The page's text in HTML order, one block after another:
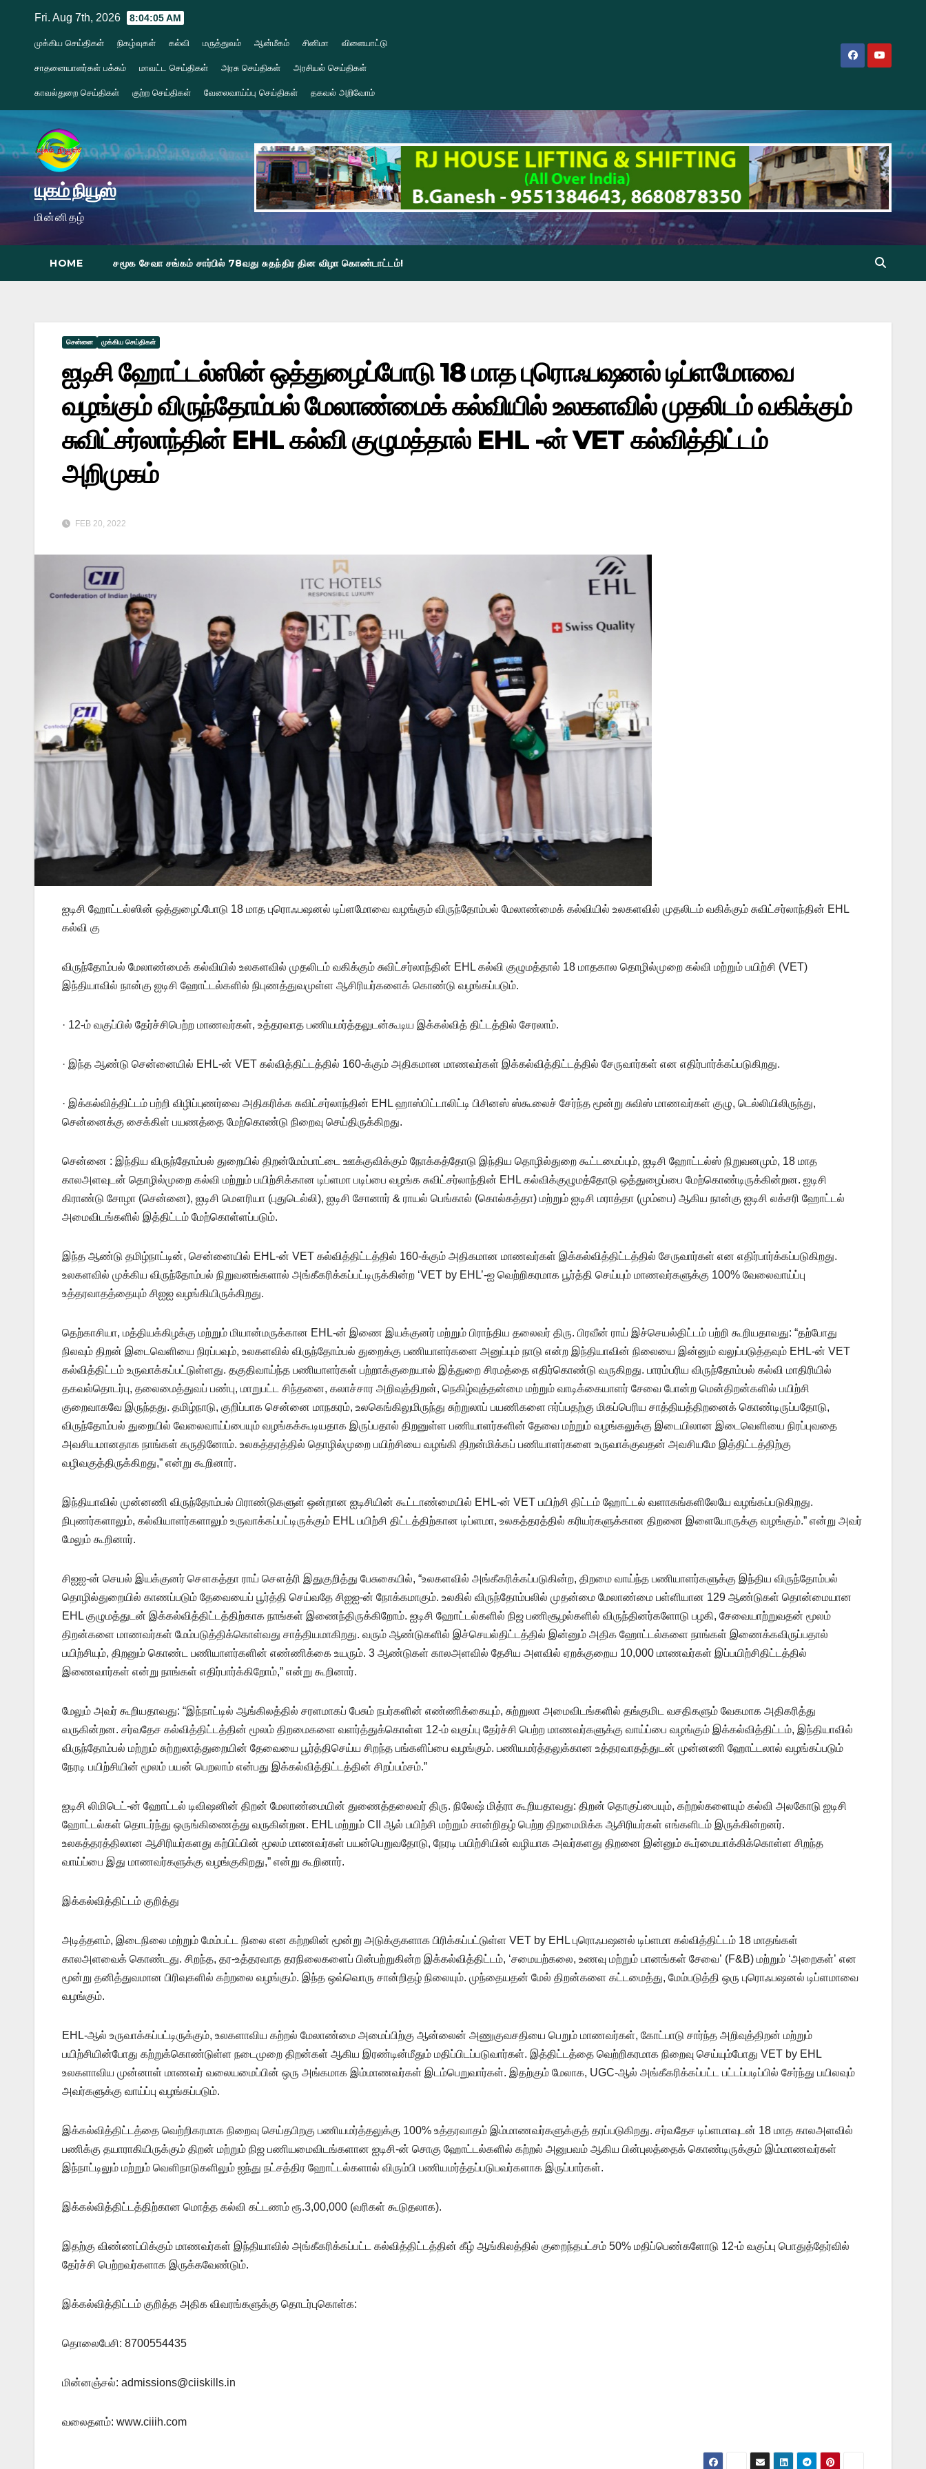
content
Fri. Aug 7th, 2026 8:04:07 AM
முக்கிய செய்திகள் நிகழ்வுகள் கல்வி மருத்துவம் ஆன்மீகம் சினிமா விளையாட்டு
சாதனையாளர்கள் பக்கம் மாவட்ட செய்திகள் அரசு செய்திகள் அரசியல் செய்திகள்
காவல்துறை செய்திகள் குற்ற செய்திகள் வேலைவாய்ப்பு செய்திகள் தகவல் அறிவோம்
யுகம் நியூஸ்
மின்னிதழ்
HOME சமூக சேவா சங்கம் சார்பில் 78வது சுதந்திர தின விழா கொண்டாட்டம்!
சென்னை முக்கிய செய்திகள்
ஐடிசி ஹோட்டல்ஸின் ஒத்துழைப்போடு 18 மாத புரொஃபஷனல் டிப்ளமோவை
வழங்கும் விருந்தோம்பல் மேலாண்மைக் கல்வியில் உலகளவில் முதலிடம் வகிக்கும்
சுவிட்சர்லாந்தின் EHL கல்வி குழுமத்தால் EHL -ன் VET கல்வித்திட்டம்
அறிமுகம்
FEB 20, 2022
ஐடிசி ஹோட்டல்ஸின் ஒத்துழைப்போடு 18 மாத புரொஃபஷனல் டிப்ளமோவை வழங்கும் விருந்தோம்பல் மேலாண்மைக் கல்வியில் உலகளவில் முதலிடம் வகிக்கும் சுவிட்சர்லாந்தின் EHL
கல்வி கு
விருந்தோம்பல் மேலாண்மைக் கல்வியில் உலகளவில் முதலிடம் வகிக்கும் சுவிட்சர்லாந்தின் EHL கல்வி குழுமத்தால் 18 மாதகால தொழில்முறை கல்வி மற்றும் பயிற்சி (VET)
இந்தியாவில் நான்கு ஐடிசி ஹோட்டல்களில் நிபுணத்துவமுள்ள ஆசிரியர்களைக் கொண்டு வழங்கப்படும்.
· 12-ம் வகுப்பில் தேர்ச்சிபெற்ற மாணவர்கள், உத்தரவாத பணியமர்த்தலுடன்கூடிய இக்கல்வித் திட்டத்தில் சேரலாம்.
· இந்த ஆண்டு சென்னையில் EHL-ன் VET கல்வித்திட்டத்தில் 160-க்கும் அதிகமான மாணவர்கள் இக்கல்வித்திட்டத்தில் சேருவார்கள் என எதிர்பார்க்கப்படுகிறது.
· இக்கல்வித்திட்டம் பற்றி விழிப்புணர்வை அதிகரிக்க சுவிட்சர்லாந்தின் EHL ஹாஸ்பிட்டாலிட்டி பிசினஸ் ஸ்கூலைச் சேர்ந்த மூன்று சுவிஸ் மாணவர்கள் குழு, டெல்லியிலிருந்து,
சென்னைக்கு சைக்கிள் பயணத்தை மேற்கொண்டு நிறைவு செய்திருக்கிறது.
சென்னை : இந்திய விருந்தோம்பல் துறையில் திறன்மேம்பாட்டை ஊக்குவிக்கும் நோக்கத்தோடு இந்திய தொழில்துறை கூட்டமைப்பும், ஐடிசி ஹோட்டல்ஸ் நிறுவனமும், 18 மாத
காலஅளவுடன் தொழில்முறை கல்வி மற்றும் பயிற்சிக்கான டிப்ளமா படிப்பை வழங்க சுவிட்சர்லாந்தின் EHL கல்விக்குழுமத்தோடு ஒத்துழைப்பை மேற்கொண்டிருக்கின்றன. ஐடிசி
கிராண்டு சோழா (சென்னை), ஐடிசி மௌரியா (புதுடெல்லி), ஐடிசி சோனார் & ராயல் பெங்கால் (கொல்கத்தா) மற்றும் ஐடிசி மராத்தா (மும்பை) ஆகிய நான்கு ஐடிசி லக்சரி ஹோட்டல்
அமைவிடங்களில் இத்திட்டம் மேற்கொள்ளப்படும்.
இந்த ஆண்டு தமிழ்நாட்டின், சென்னையில் EHL-ன் VET கல்வித்திட்டத்தில் 160-க்கும் அதிகமான மாணவர்கள் இக்கல்வித்திட்டத்தில் சேருவார்கள் என எதிர்பார்க்கப்படுகிறது.
உலகளவில் முக்கிய விருந்தோம்பல் நிறுவனங்களால் அங்கீகரிக்கப்பட்டிருக்கின்ற ‘VET by EHL’-ஐ வெற்றிகரமாக பூர்த்தி செய்யும் மாணவர்களுக்கு 100% வேலைவாய்ப்பு
உத்தரவாதத்தையும் சிஐஐ வழங்கியிருக்கிறது.
தெற்காசியா, மத்தியக்கிழக்கு மற்றும் மியான்மருக்கான EHL-ன் இணை இயக்குனர் மற்றும் பிராந்திய தலைவர் திரு. பிரவீன் ராய் இச்செயல்திட்டம் பற்றி கூறியதாவது: “தற்போது
நிலவும் திறன் இடைவெளியை நிரப்பவும், உலகளவில் விருந்தோம்பல் துறைக்கு பணியாளர்களை அனுப்பும் நாடு என்ற இந்தியாவின் நிலையை இன்னும் வலுப்படுத்தவும் EHL-ன் VET
கல்வித்திட்டம் உருவாக்கப்பட்டுள்ளது. தகுதிவாய்ந்த பணியாளர்கள் பற்றாக்குறையால் இத்துறை சிரமத்தை எதிர்கொண்டு வருகிறது. பாரம்பரிய விருந்தோம்பல் கல்வி மாதிரியில்
தகவல்தொடர்பு, தலைமைத்துவப் பண்பு, மாறுபட்ட சிந்தனை, கலாச்சார அறிவுத்திறன், நெகிழ்வுத்தன்மை மற்றும் வாடிக்கையாளர் சேவை போன்ற மென்திறன்களில் பயிற்சி
குறைவாகவே இருந்தது. தமிழ்நாடு, குறிப்பாக சென்னை மாநகரம், உலகெங்கிலுமிருந்து சுற்றுலாப் பயணிகளை ஈர்ப்பதற்கு மிகப்பெரிய சாத்தியத்திறனைக் கொண்டிருப்பதோடு,
விருந்தோம்பல் துறையில் வேலைவாய்ப்பையும் வழங்கக்கூடியதாக இருப்பதால் திறனுள்ள பணியாளர்களின் தேவை மற்றும் வழங்கலுக்கு இடையிலான இடைவெளியை நிரப்புவதை
அவசியமானதாக நாங்கள் கருதினோம். உலகத்தரத்தில் தொழில்முறை பயிற்சியை வழங்கி திறன்மிக்கப் பணியாளர்களை உருவாக்குவதன் அவசியமே இத்திட்டத்திற்கு
வழிவகுத்திருக்கிறது,” என்று கூறினார்.
இந்தியாவில் முன்னணி விருந்தோம்பல் பிராண்டுகளுள் ஒன்றான ஐடிசியின் கூட்டாண்மையில் EHL-ன் VET பயிற்சி திட்டம் ஹோட்டல் வளாகங்களிலேயே வழங்கப்படுகிறது.
நிபுணர்களாலும், கல்வியாளர்களாலும் உருவாக்கப்பட்டிருக்கும் EHL பயிற்சி திட்டத்திற்கான டிப்ளமா, உலகத்தரத்தில் கரியர்களுக்கான திறனை இளையோருக்கு வழங்கும்.” என்று அவர்
மேலும் கூறினார்.
சிஐஐ-ன் செயல் இயக்குனர் சௌகத்தா ராய் சௌத்ரி இதுகுறித்து பேசுகையில், “உலகளவில் அங்கீகரிக்கப்படுகின்ற, திறமை வாய்ந்த பணியாளர்களுக்கு இந்திய விருந்தோம்பல்
தொழில்துறையில் காணப்படும் தேவையைப் பூர்த்தி செய்வதே சிஐஐ-ன் நோக்கமாகும். உலகில் விருந்தோம்பலில் முதன்மை மேலாண்மை பள்ளியான 129 ஆண்டுகள் தொன்மையான
EHL குழுமத்துடன் இக்கல்வித்திட்டத்திற்காக நாங்கள் இணைந்திருக்கிறோம். ஐடிசி ஹோட்டல்களில் நிஜ பணிசூழல்களில் விருந்தினர்களோடு பழகி, சேவையாற்றுவதன் மூலம்
திறன்களை மாணவர்கள் மேம்படுத்திக்கொள்வது சாத்தியமாகிறது. வரும் ஆண்டுகளில் இச்செயல்திட்டத்தில் இன்னும் அதிக ஹோட்டல்களை நாங்கள் இணைக்கவிருப்பதால்
பயிற்சியும், திறனும் கொண்ட பணியாளர்களின் எண்ணிக்கை உயரும். 3 ஆண்டுகள் காலஅளவில் தேசிய அளவில் ஏறக்குறைய 10,000 மாணவர்கள் இப்பயிற்சிதிட்டத்தில்
இணைவார்கள் என்று நாங்கள் எதிர்பார்க்கிறோம்,” என்று கூறினார்.
மேலும் அவர் கூறியதாவது: “இந்நாட்டில் ஆங்கிலத்தில் சரளமாகப் பேசும் நபர்களின் எண்ணிக்கையும், சுற்றுலா அமைவிடங்களில் தங்குமிட வசதிகளும் வேகமாக அதிகரித்து
வருகின்றன. சர்வதேச கல்வித்திட்டத்தின் மூலம் திறமைகளை வளர்த்துக்கொள்ள 12-ம் வகுப்பு தேர்ச்சி பெற்ற மாணவர்களுக்கு வாய்ப்பை வழங்கும் இக்கல்வித்திட்டம், இந்தியாவில்
விருந்தோம்பல் மற்றும் சுற்றுலாத்துறையின் தேவையை பூர்த்திசெய்ய சிறந்த பங்களிப்பை வழங்கும். பணியமர்த்தலுக்கான உத்தரவாதத்துடன் முன்னணி ஹோட்டலால் வழங்கப்படும்
நேரடி பயிற்சியின் மூலம் பயன் பெறலாம் என்பது இக்கல்வித்திட்டத்தின் சிறப்பம்சம்.”
ஐடிசி லிமிடெட்-ன் ஹோட்டல் டிவிஷனின் திறன் மேலாண்மையின் துணைத்தலைவர் திரு. நிலேஷ் மித்ரா கூறியதாவது: திறன் தொகுப்பையும், கற்றல்களையும் கல்வி அலகோடு ஐடிசி
ஹோட்டல்கள் தொடர்ந்து ஒருங்கிணைத்து வருகின்றன. EHL மற்றும் CII ஆல் பயிற்சி மற்றும் சான்றிதழ் பெற்ற திறமைமிக்க ஆசிரியர்கள் எங்களிடம் இருக்கின்றனர்.
உலகத்தரத்திலான ஆசிரியர்களது கற்பிப்பின் மூலம் மாணவர்கள் பயன்பெறுவதோடு, நேரடி பயிற்சியின் வழியாக அவர்களது திறனை இன்னும் கூர்மையாக்கிக்கொள்ள சிறந்த
வாய்ப்பை இது மாணவர்களுக்கு வழங்குகிறது,” என்று கூறினார்.
இக்கல்வித்திட்டம் குறித்து
அடித்தளம், இடைநிலை மற்றும் மேம்பட்ட நிலை என கற்றலின் மூன்று அடுக்குகளாக பிரிக்கப்பட்டுள்ள VET by EHL புரொஃபஷனல் டிப்ளமா கல்வித்திட்டம் 18 மாதங்கள்
காலஅளவைக் கொண்டது. சிறந்த, தர-உத்தரவாத தரநிலைகளைப் பின்பற்றுகின்ற இக்கல்வித்திட்டம், ‘சமையற்கலை, உணவு மற்றும் பானங்கள் சேவை’ (F&B) மற்றும் ‘அறைகள்’ என
மூன்று தனித்துவமான பிரிவுகளில் கற்றலை வழங்கும். இந்த ஒவ்வொரு சான்றிதழ் நிலையும். முந்தையதன் மேல் திறன்களை கட்டமைத்து, மேம்படுத்தி ஒரு புரொஃபஷனல் டிப்ளமாவை
வழங்கும்.
EHL-ஆல் உருவாக்கப்பட்டிருக்கும், உலகளாவிய கற்றல் மேலாண்மை அமைப்பிற்கு ஆன்லைன் அணுகுவசதியை பெறும் மாணவர்கள், கோட்பாடு சார்ந்த அறிவுத்திறன் மற்றும்
பயிற்சியின்போது கற்றுக்கொண்டுள்ள நடைமுறை திறன்கள் ஆகிய இரண்டின்மீதும் மதிப்பிடப்படுவார்கள். இத்திட்டத்தை வெற்றிகரமாக நிறைவு செய்யும்போது VET by EHL
உலகளாவிய முன்னாள் மாணவர் வலையமைப்பின் ஒரு அங்கமாக இம்மாணவர்கள் இடம்பெறுவார்கள். இதற்கும் மேலாக, UGC-ஆல் அங்கீகரிக்கப்பட்ட பட்டப்படிப்பில் சேர்ந்து பயிலவும்
அவர்களுக்கு வாய்ப்பு வழங்கப்படும்.
இக்கல்வித்திட்டத்தை வெற்றிகரமாக நிறைவு செய்தபிறகு பணியமர்த்தலுக்கு 100% உத்தரவாதம் இம்மாணவர்களுக்குத் தரப்படுகிறது. சர்வதேச டிப்ளமாவுடன் 18 மாத காலஅளவில்
பணிக்கு தயாராகியிருக்கும் திறன் மற்றும் நிஜ பணியமைவிடங்களான ஐடிசி-ன் சொகு ஹோட்டல்களில் கற்றல் அனுபவம் ஆகிய பின்புலத்தைக் கொண்டிருக்கும் இம்மாணவர்கள்
இந்நாட்டிலும் மற்றும் வெளிநாடுகளிலும் ஐந்து நட்சத்திர ஹோட்டல்களால் விரும்பி பணியமர்த்தப்படுபவர்களாக இருப்பார்கள்.
இக்கல்வித்திட்டத்திற்கான மொத்த கல்வி கட்டணம் ரூ.3,00,000 (வரிகள் கூடுதலாக).
இதற்கு விண்ணப்பிக்கும் மாணவர்கள் இந்தியாவில் அங்கீகரிக்கப்பட்ட கல்வித்திட்டத்தின் கீழ் ஆங்கிலத்தில் குறைந்தபட்சம் 50% மதிப்பெண்களோடு 12-ம் வகுப்பு பொதுத்தேர்வில்
தேர்ச்சி பெற்றவர்களாக இருக்கவேண்டும்.
இக்கல்வித்திட்டம் குறித்த அதிக விவரங்களுக்கு தொடர்புகொள்க:
தொலைபேசி: 8700554435
மின்னஞ்சல்: admissions@ciiskills.in
வலைதளம்: www.ciiih.com